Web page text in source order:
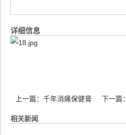
详细信息
上一篇： 千年消痛保健膏 下一篇：
相关新闻